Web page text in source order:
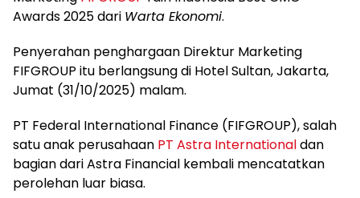
Awards 2025 dari Warta Ekonomi.
Penyerahan penghargaan Direktur Marketing
FIFGROUP itu berlangsung di Hotel Sultan, Jakarta,
Jumat (31/10/2025) malam.
PT Federal International Finance (FIFGROUP), salah
satu anak perusahaan PT Astra Internationaldan
bagian dari Astra Financial kembali mencatatkan
perolehan luar biasa.